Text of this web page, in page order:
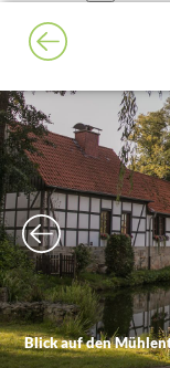
Blick auf den